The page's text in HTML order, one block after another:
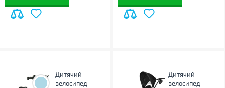
Дитячий
велосипед
Дитячий
велосипед